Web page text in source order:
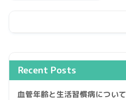
Recent Posts
血管年齢と生活習慣病について